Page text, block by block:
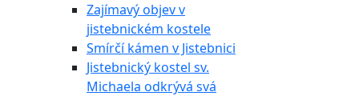
Zajímavý objev v
jistebnickém kostele
Smírčí kámen v Jistebnici
Jistebnický kostel sv.
Michaela odkrývá svá